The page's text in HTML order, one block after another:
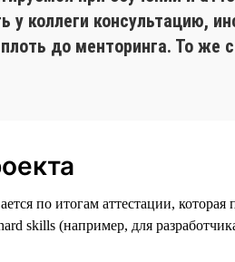
коллеги консультацию,
до менторинга. То же
по итогам аттестации,
skills (например, для